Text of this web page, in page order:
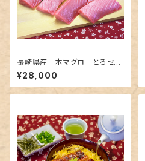
長崎県産 本マグロ とろセッ
ト（養殖）600ｇ 中トロ 大ト
ロ
¥28,000